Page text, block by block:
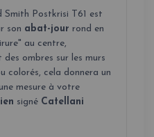
Smith Postkrisi T61 est
son abat-jour rond en
au centre,
ombres sur les murs
colorés, cela donnera un
mesure à votre
signé Catellani